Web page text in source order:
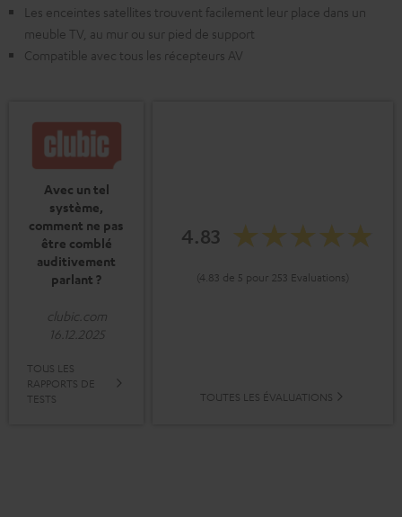
Les enceintes satellites trouvent facilement leur place dans un
meuble TV, au mur ou sur pied de support
Compatible avec tous les récepteurs AV
Avec un tel
système,
comment ne pas
être comblé
auditivement
parlant ?
clubic.com
16.12.2025
TOUS LES
RAPPORTS DE
TESTS
4.83
(4.83 de 5 pour 253 Evaluations)
TOUTES LES ÉVALUATIONS